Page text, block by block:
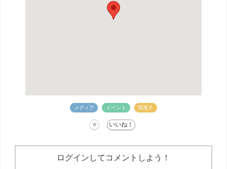
メディア イベント 我孫子
ログインしてコメントしよう！